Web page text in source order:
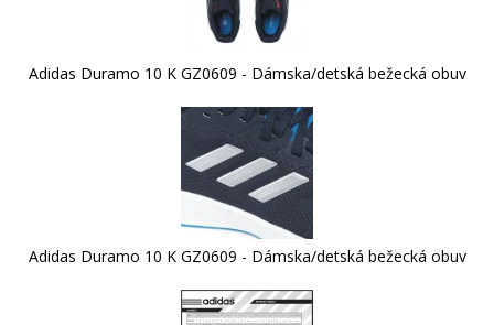
Adidas Duramo 10 K GZ0609 - Dámska/detská bežecká obuv
Adidas Duramo 10 K GZ0609 - Dámska/detská bežecká obuv